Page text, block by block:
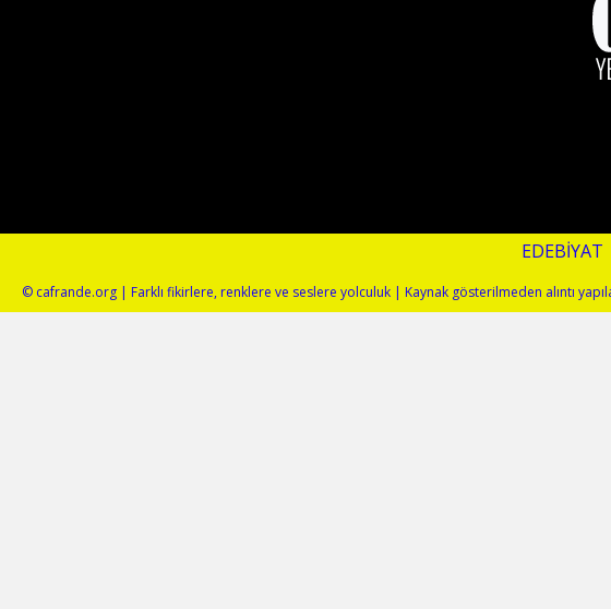
EDEBIYAT
© cafrande.org | Farklı fikirlere, renklere ve seslere yolculuk | Kaynak gösterilmeden alıntı